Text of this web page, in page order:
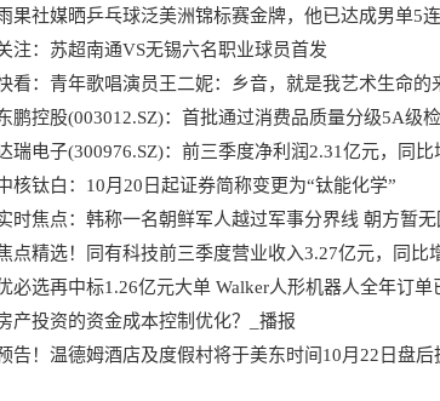
果社媒晒乒乓球泛美洲锦标赛金牌，他已达成男单5
注：苏超南通VS无锡六名职业球员首发
看：青年歌唱演员王二妮：乡音，就是我艺术生命的
鹏控股(003012.SZ)：首批通过消费品质量分级5A级
瑞电子(300976.SZ)：前三季度净利润2.31亿元，同
核钛白：10月20日起证券简称变更为“钛能化学”
时焦点：韩称一名朝鲜军人越过军事分界线 朝方暂
点精选！同有科技前三季度营业收入3.27亿元，同比
必选再中标1.26亿元大单 Walker人形机器人全年订单
产投资的资金成本控制优化？_播报
告！温德姆酒店及度假村将于美东时间10月22日盘后